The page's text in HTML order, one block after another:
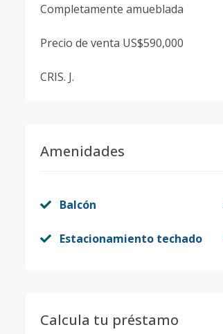
Completamente amueblada
Precio de venta US$590,000
CRIS. J.
Amenidades
Balcón
Estacionamiento techado
Calcula tu préstamo